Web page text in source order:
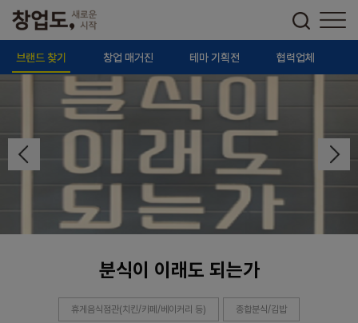
브랜드 찾기 창업 매거진 테마 기획전 협력업체
분식이 이래도 되는가
휴게음식점관(치킨/카페/베이커리 등) 종합분식/김밥